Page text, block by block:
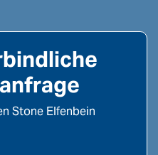
Stone Elfenbein